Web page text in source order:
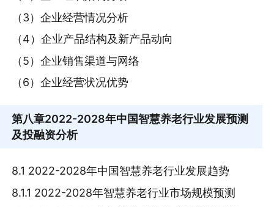
（3）企业经营情况分析
（4）企业产品结构及新产品动向
（5）企业销售渠道与网络
（6）企业经营状况优势
第八章2022-2028年中国智慧养老行业发展预测
及投融资分析
8.1 2022-2028年中国智慧养老行业发展趋势
8.1.1 2022-2028年智慧养老行业市场规模预测